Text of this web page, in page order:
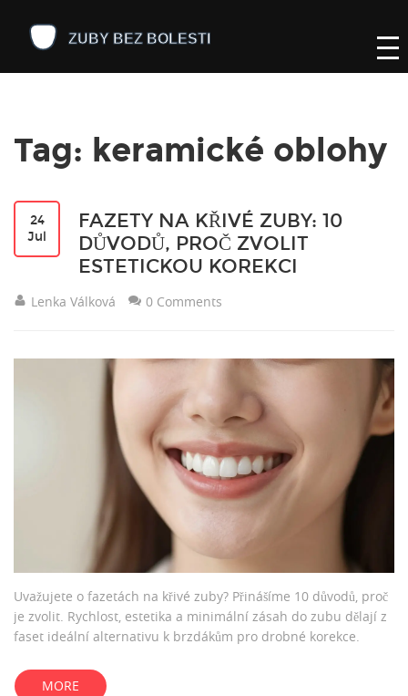
Tag: keramické oblohy
24
Jul
FAZETY NA KŘIVÉ ZUBY: 10
DŮVODŮ, PROČ ZVOLIT
ESTETICKOU KOREKCI
Lenka Válková 0 Comments
Uvažujete o fazetách na křivé zuby? Přinášíme 10 důvodů, proč
je zvolit. Rychlost, estetika a minimální zásah do zubu dělají z
faset ideální alternativu k brzdákům pro drobné korekce.
MORE